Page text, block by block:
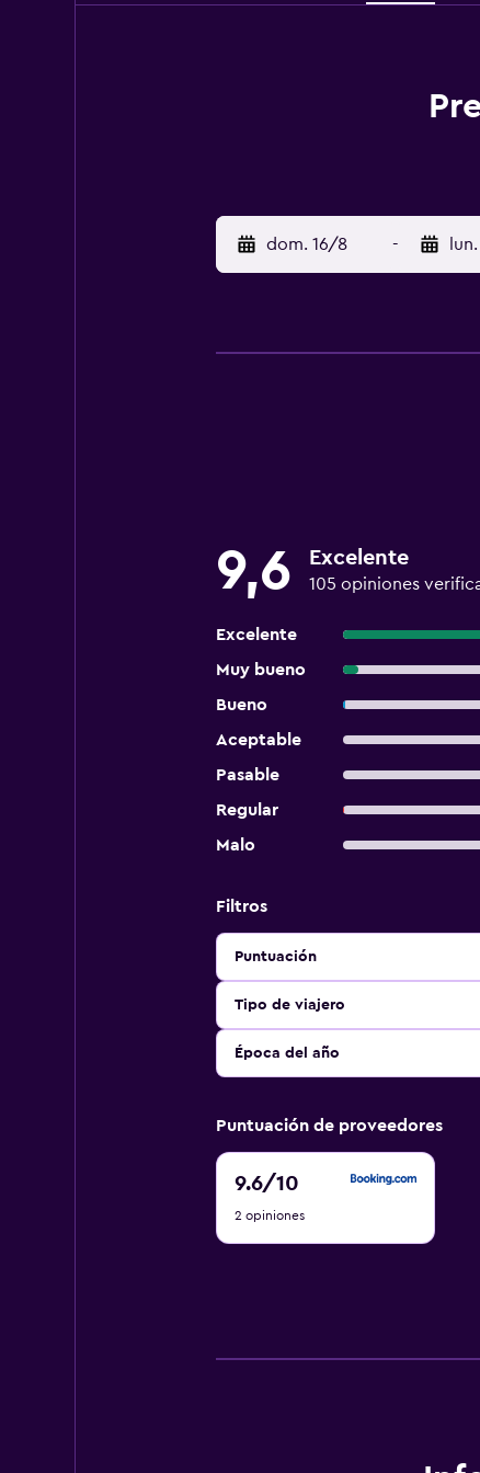
dom. 16/8 -
9,6 Excelente
105 opiniones
Excelente
Muy bueno
Bueno
Aceptable
Pasable
Regular
Malo
Filtros
Puntuación
Tipo de viajero
Época del año
Puntuación de proveedores
9.6/10
9.6
10
2 opiniones